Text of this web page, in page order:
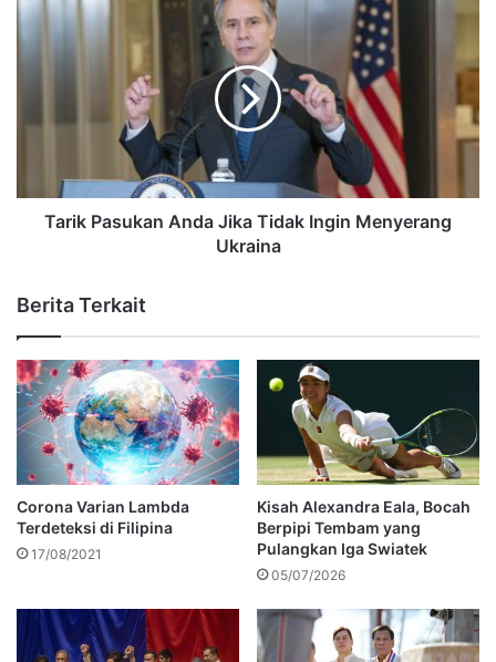
Tarik Pasukan Anda Jika Tidak Ingin Menyerang
Ukraina
Berita Terkait
Corona Varian Lambda
Terdeteksi di Filipina
17/08/2021
Kisah Alexandra Eala, Bocah
Berpipi Tembam yang
Pulangkan Iga Swiatek
05/07/2026